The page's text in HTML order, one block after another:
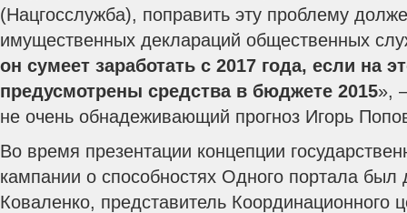
(Нацгосслужба), поправить эту проблему
имущественных деклараций общественных
он сумеет заработать с 2017 года, если на
предусмотрены средства в бюджете 2015»,
не очень обнадеживающий прогноз Игорь
Во время презентации концепции
кампании о способностях Одного портала был
Коваленко, представитель Координационного